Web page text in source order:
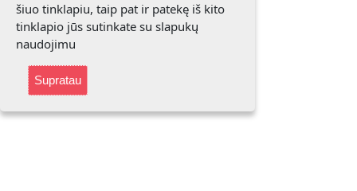
šiuo tinklapiu, taip pat ir patekę iš kito
tinklapio jūs sutinkate su slapukų
naudojimu
Supratau